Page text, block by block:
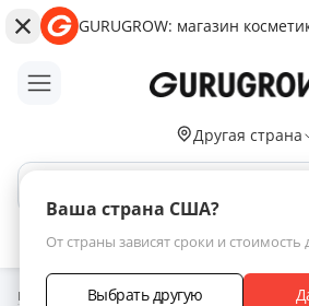
GURUGROW: магазин
Другая страна
Ваша страна США?
От страны зависят сроки и стоимость
Выбрать другую
АКЦИИ НОВИНКИБРЕНДЫ
Главная Статьи Как ухаживать за бородой